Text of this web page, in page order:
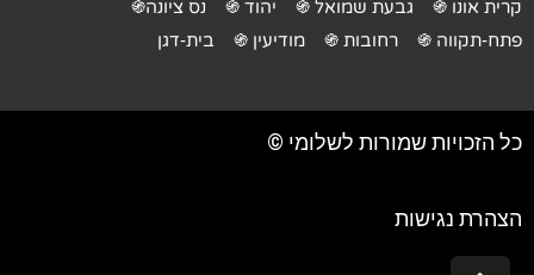
קרית אונו ֍
גבעת שמואל ֍ יהוד ֍
נס ציונה֍
פתח-תקווה ֍
רחובות ֍ מודיעין ֍ בית-דגן
כל הזכויות שמורות לשלומי ©
הצהרת נגישות